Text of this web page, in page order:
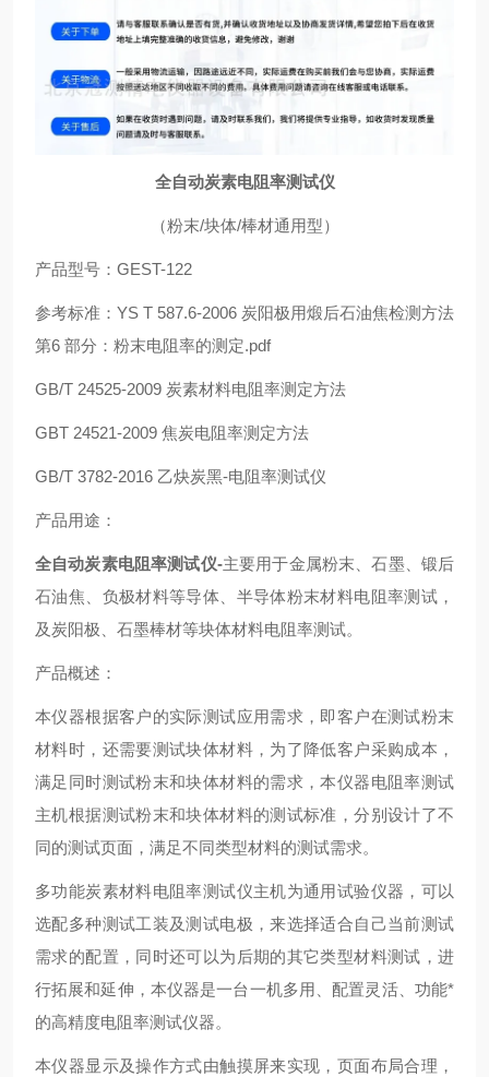
全自动炭素电阻率测试仪
（粉末/块体/棒材通用型）
产品型号：GEST-122
参考标准：YS T 587.6-2006 炭阳极用煅后石油焦检测方法
第6 部分：粉末电阻率的测定.pdf
GB/T 24525-2009 炭素材料电阻率测定方法
GBT 24521-2009 焦炭电阻率测定方法
GB/T 3782-2016 乙炔炭黑-电阻率测试仪
产品用途：
全自动炭素电阻率测试仪-主要用于金属粉末、石墨、锻后
石油焦、负极材料等导体、半导体粉末材料电阻率测试，
及炭阳极、石墨棒材等块体材料电阻率测试。
产品概述：
本仪器根据客户的实际测试应用需求，即客户在测试粉末
材料时，还需要测试块体材料，为了降低客户采购成本，
满足同时测试粉末和块体材料的需求，本仪器电阻率测试
主机根据测试粉末和块体材料的测试标准，分别设计了不
同的测试页面，满足不同类型材料的测试需求。
多功能炭素材料电阻率测试仪主机为通用试验仪器，可以
选配多种测试工装及测试电极，来选择适合自己当前测试
需求的配置，同时还可以为后期的其它类型材料测试，进
行拓展和延伸，本仪器是一台一机多用、配置灵活、功能*
的高精度电阻率测试仪器。
本仪器显示及操作方式由触摸屏来实现，页面布局合理，